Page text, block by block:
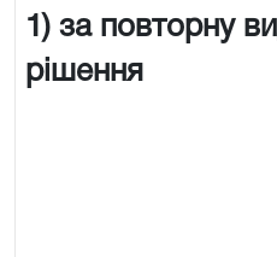
1) за повторну
рішення